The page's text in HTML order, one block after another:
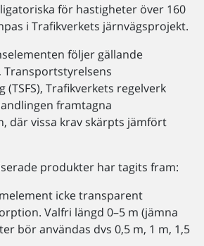
för hastigheter över 160
i Trafikverkets järnvägsprojekt.
följer gällande
Transportstyrelsens
Trafikverkets regelverk
framtagna
där vissa krav skärpts jämfört
produkter har tagits fram:
icke transparent
Valfri längd 0–5 m (jämna
bör användas dvs 0,5 m, 1 m, 1,5